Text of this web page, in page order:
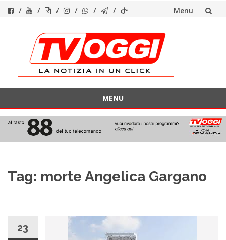
Menu
contenuto
MENU
contenuto
Tag: morte Angelica Gargano
23